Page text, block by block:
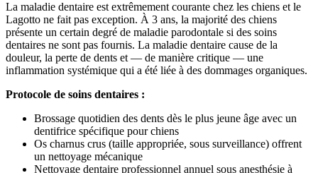
La maladie dentaire est extrêmement courante chez les chiens et le
Lagotto ne fait pas exception. À 3 ans, la majorité des chiens
présente un certain degré de maladie parodontale si des soins
dentaires ne sont pas fournis. La maladie dentaire cause de la
douleur, la perte de dents et — de manière critique — une
inflammation systémique qui a été liée à des dommages organiques.
Protocole de soins dentaires :
Brossage quotidien des dents dès le plus jeune âge avec un
dentifrice spécifique pour chiens
Os charnus crus (taille appropriée, sous surveillance) offrent
un nettoyage mécanique
Nettoyage dentaire professionnel annuel sous anesthésie à